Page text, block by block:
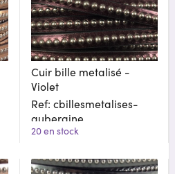
Cuir bille metalisé -
Violet
Ref: cbillesmetalises-
aubergine
20 en stock